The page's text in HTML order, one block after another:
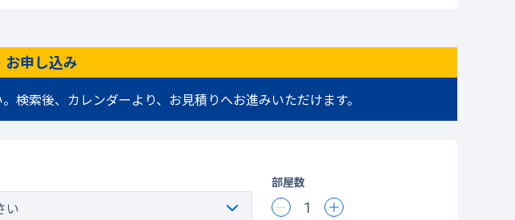
お申し込み
検索後、カレンダーより、お見積りへお進みいただけます。
部屋数
1